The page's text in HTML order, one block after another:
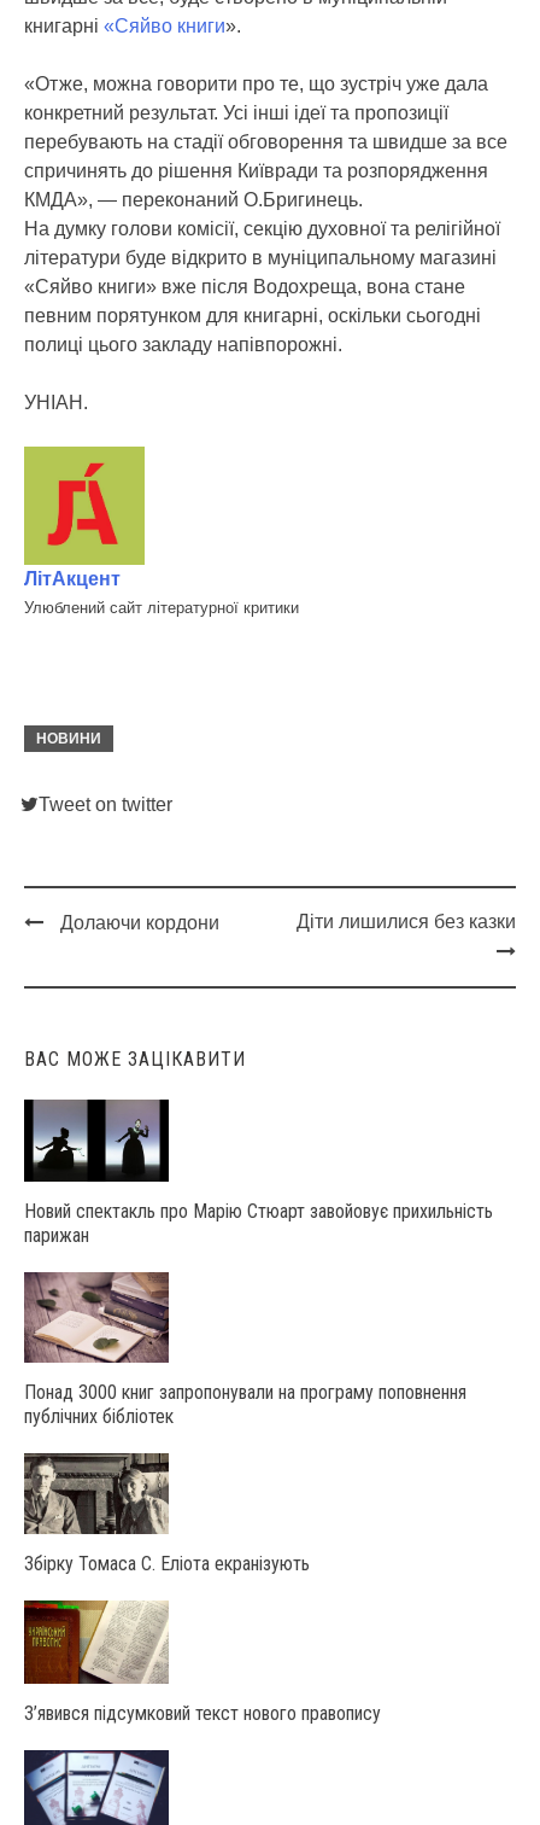
книгарні «Сяйво книги».
«Отже, можна говорити про те, що зустріч уже дала
конкретний результат. Усі інші ідеї та пропозиції
перебувають на стадії обговорення та швидше за все
спричинять до рішення Київради та розпорядження
КМДА», — переконаний О.Бригинець.
На думку голови комісії, секцію духовної та релігійної
літератури буде відкрито в муніципальному магазині
«Сяйво книги» вже після Водохреща, вона стане
певним порятунком для книгарні, оскільки сьогодні
полиці цього закладу напівпорожні.
УНІАН.
ЛітАкцент
Улюблений сайт літературної критики
НОВИНИ
Tweet on twitter
navigation
Долаючи кордони Діти лишилися без казки
ВАС МОЖЕ ЗАЦІКАВИТИ
Новий спектакль про Марію Стюарт завойовує прихильність
парижан
Понад 3000 книг запропонували на програму поповнення
публічних бібліотек
Збірку Томаса С. Еліота екранізують
З’явився підсумковий текст нового правопису